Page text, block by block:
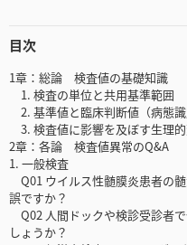
目次
1章：総論 検査値の基礎知識
1. 検査の単位と共用基準範囲
2. 基準値と臨床判断値（病態識
3. 検査値に影響を及ぼす生理
2章：各論 検査値異常のQ&A
1. 一般検査
Q01 ウイルス性髄膜炎患者の
誤ですか？
Q02 人間ドックや検診受診者
しょうか？